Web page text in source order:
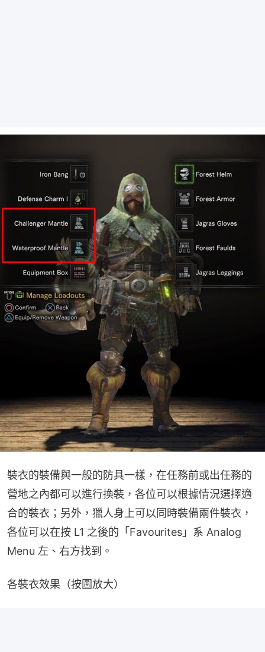
裝衣的裝備與一般的防具一樣，在任務前或出任務的
營地之內都可以進行換裝，各位可以根據情況選擇適
合的裝衣；另外，獵人身上可以同時裝備兩件裝衣，
各位可以在按 L1 之後的「Favourites」系 Analog
Menu 左、右方找到。
各裝衣效果（按圖放大）